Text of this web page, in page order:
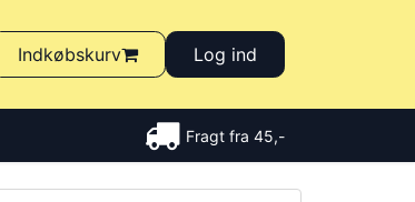
Indkøbskurv Log ind
Fragt fra 45,-